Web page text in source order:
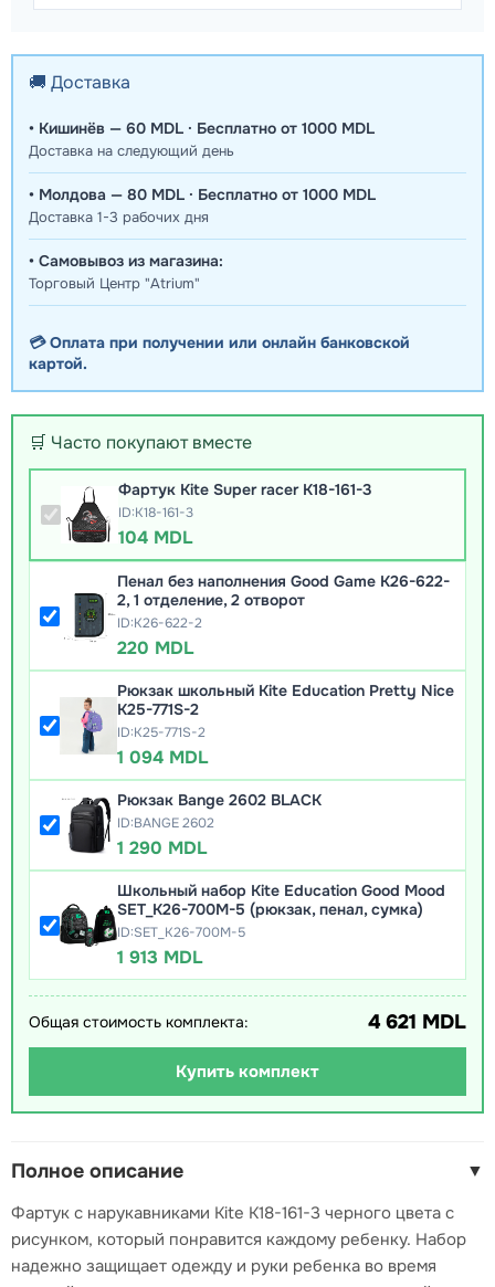
🚚 Доставка
• Кишинёв — 60 MDL · Бесплатно от 1000 MDL
Доставка на следующий день
• Молдова — 80 MDL · Бесплатно от 1000 MDL
Доставка 1-3 рабочих дня
• Самовывоз из магазина:
Торговый Центр "Atrium"
💳 Оплата при получении или онлайн банковской
картой.
🛒 Часто покупают вместе
Фартук Kite Super racer K18-161-3
ID:K18-161-3
104 MDL
Пенал без наполнения Good Game K26-622-
2, 1 отделение, 2 отворот
ID:K26-622-2
220 MDL
Рюкзак школьный Kite Education Pretty Nice
K25-771S-2
ID:K25-771S-2
1 094 MDL
Рюкзак Bange 2602 BLACK
ID:BANGE 2602
1 290 MDL
Школьный набор Kite Education Good Mood
SET_K26-700M-5 (рюкзак, пенал, сумка)
ID:SET_K26-700M-5
1 913 MDL
Общая стоимость комплекта: 4 621 MDL
Купить комплект
Полное описание ▼
Фартук с нарукавниками Kite K18-161-3 черного цвета с
рисунком, который понравится каждому ребенку. Набор
надежно защищает одежду и руки ребенка во время